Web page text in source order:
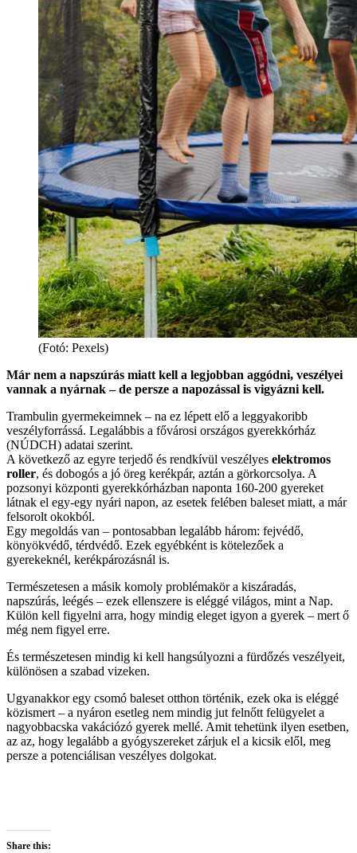
(Fotó: Pexels)
Már nem a napszúrás miatt kell a legjobban aggódni, veszélyei
vannak a nyárnak – de persze a napozással is vigyázni kell.
Trambulin gyermekeimnek – na ez lépett elő a leggyakoribb
veszélyforrássá. Legalábbis a fővárosi országos gyerekkórház
(NÚDCH) adatai szerint.
A következő az egyre terjedő és rendkívül veszélyes elektromos
roller, és dobogós a jó öreg kerékpár, aztán a görkorcsolya. A
pozsonyi központi gyerekkórházban naponta 160-200 gyereket
látnak el egy-egy nyári napon, az esetek felében baleset miatt, a már
felsorolt okokból.
Egy megoldás van – pontosabban legalább három: fejvédő,
könyökvédő, térdvédő. Ezek egyébként is kötelezőek a
gyerekeknél, kerékpározásnál is.
Természetesen a másik komoly problémakör a kiszáradás,
napszúrás, leégés – ezek ellenszere is eléggé világos, mint a Nap.
Külön kell figyelni arra, hogy mindig eleget igyon a gyerek – mert ő
még nem figyel erre.
És természetesen mindig ki kell hangsúlyozni a fürdőzés veszélyeit,
különösen a szabad vizeken.
Ugyanakkor egy csomó baleset otthon történik, ezek oka is eléggé
közismert – a nyáron esetleg nem mindig jut felnőtt felügyelet a
nagyobbacska vakációzó gyerek mellé. Amit tehetünk ilyen esetben,
az az, hogy legalább a gyógyszereket zárjuk el a kicsik elől, meg
persze a potenciálisan veszélyes dolgokat.
Share this: